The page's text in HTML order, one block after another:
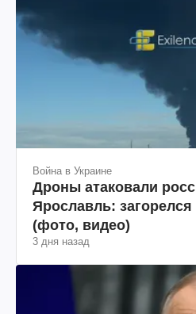
Война в Украине
Дроны атаковали
Ярославль:
(фото, видео)
3 дня назад